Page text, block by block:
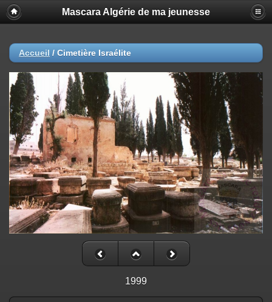
Mascara Algérie de ma jeunesse
Accueil / Cimetière Israélite
1999